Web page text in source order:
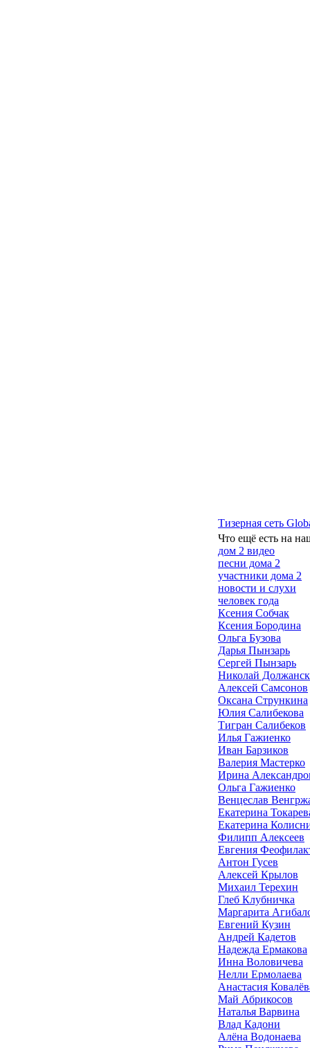
Тизерная сеть
Что ещё есть на
дом 2 видео
песни дома 2
участники дома 2
новости и слухи
человек года
Ксения Собчак
Ксения Бородина
Ольга Бузова
Дарья Пынзарь
Сергей Пынзарь
Николай
Алексей Самсонов
Оксана Стрункина
Юлия Салибекова
Тигран Салибеков
Илья Гажиенко
Иван Барзиков
Валерия Мастерко
Ирина
Ольга Гажиенко
Венцеслав
Екатерина
Екатерина
Филипп Алексеев
Евгения
Антон Гусев
Алексей Крылов
Михаил Терехин
Глеб Клубничка
Маргарита
Евгений Кузин
Андрей Кадетов
Надежда Ермакова
Инна Воловичева
Нелли Ермолаева
Анастасия
Май Абрикосов
Наталья Варвина
Влад Кадони
Алёна Водонаева